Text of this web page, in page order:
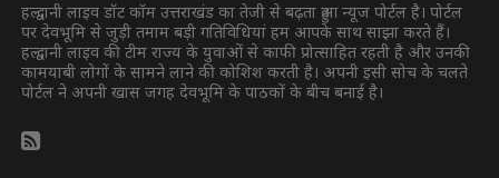
हल्द्वानी लाइव डॉट कॉम उत्तराखंड का तेजी से बढ़ता हुआ न्यूज पोर्टल है। पोर्टल
पर देवभूमि से जुड़ी तमाम बड़ी गतिविधियां हम आपके साथ साझा करते हैं।
हल्द्वानी लाइव की टीम राज्य के युवाओं से काफी प्रोत्साहित रहती है और उनकी
कामयाबी लोगों के सामने लाने की कोशिश करती है। अपनी इसी सोच के चलते
पोर्टल ने अपनी खास जगह देवभूमि के पाठकों के बीच बनाई है।